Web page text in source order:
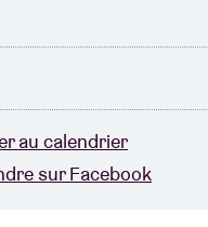
l'AB
au calendrier
sur Facebook